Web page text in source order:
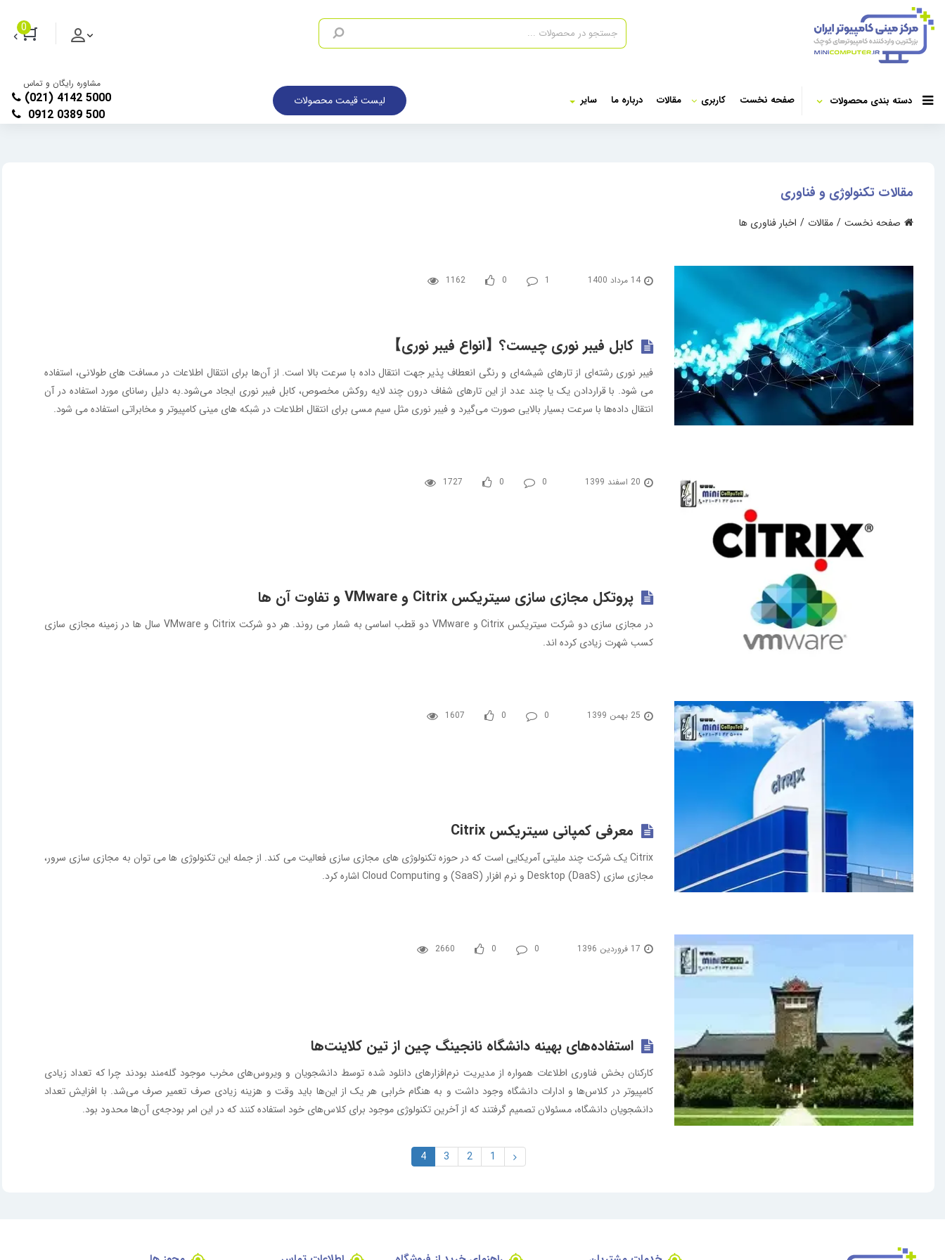
0
دسته بندی محصولات صفحه نخست کاربری مقالات درباره ما سایر لیست قیمت محصولات
مشاوره رایگان و تماس
(021) 4142 5000
0912 0389 500
مقالات تکنولوژی و فناوری
صفحه نخست مقالات اخبار فناوری ها
14 مرداد 1400 1162 0 1
کابل فیبر نوری چیست؟【انواع فیبر نوری】
فیبر نوری رشته‌ای از تارهای شیشه‌ای و رنگی انعطاف‌ پذیر جهت انتقال داده با سرعت بالا است. از آن‌ها برای انتقال اطلاعات در مسافت های طولانی، استفاده
می شود. با قراردادن یک یا چند عدد از این تارهای شفاف درون چند لایه روکش‌ مخصوص، کابل فیبر نوری ایجاد می‌شود.به دلیل رسانای مورد استفاده در آن
انتقال داده‌ها با سرعت بسیار بالایی صورت می‌گیرد و فیبر نوری مثل سیم مسی برای انتقال اطلاعات در شبکه‌ های مینی کامپیوتر و مخابراتی استفاده می شود.
20 اسفند 1399 1727 0 0
پروتکل مجازی سازی سیتریکس Citrix و VMware و تفاوت آن ها
در مجازی سازی دو شرکت سیتریکس Citrix و VMware دو قطب اساسی به شمار می روند. هر دو شرکت Citrix و VMware سال ها در زمینه مجازی سازی
کسب شهرت زیادی کرده اند.
25 بهمن 1399 1607 0 0
معرفی کمپانی سیتریکس Citrix
Citrix یک شرکت چند ملیتی آمریکایی است که در حوزه تکنولوژی های مجازی سازی فعالیت می کند. از جمله این تکنولوژی ها می توان به مجازی سازی سرور،
مجازی سازی Desktop (DaaS) و نرم افزار (SaaS) و Cloud Computing اشاره کرد.
17 فروردین 1396 2660 0 0
استفاده‌های بهینه دانشگاه نانجینگ چین از تین کلاینت‌ها
کارکنان بخش فناوری اطلاعات همواره از مدیریت نرم‌افزارهای دانلود شده توسط دانشجویان و ویروس‌های مخرب موجود گله‌مند بودند چرا که تعداد زیادی
کامپیوتر در کلاس‌ها و ادارات دانشگاه وجود داشت و به هنگام خرابی هر یک از این‌ها باید وقت و هزینه زیادی صرف تعمیر صرف می‌شد. با افزایش تعداد
دانشجویان دانشگاه، مسئولان تصمیم گرفتند که از آخرین تکنولوژی موجود برای کلاس‌های خود استفاده کنند که در این امر بودجه‌ی آن‌ها محدود بود.
1
2
3
4